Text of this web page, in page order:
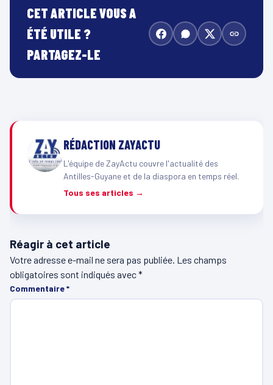
CET ARTICLE VOUS A
ÉTÉ UTILE ?
PARTAGEZ-LE
RÉDACTION ZAYACTU
L'équipe de ZayActu couvre l'actualité des
Antilles-Guyane et de la diaspora en temps réel.
Tous ses articles →
Réagir à cet article
Votre adresse e-mail ne sera pas publiée. Les champs
obligatoires sont indiqués avec*
Commentaire*